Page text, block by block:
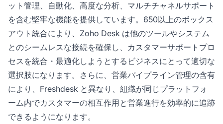
ット管理、自動化、高度な分析、マルチチャネルサポート
を含む堅牢な機能を提供しています。650以上のボックス
アウト統合により、Zoho Desk は他のツールやシステム
とのシームレスな接続を確保し、カスタマーサポートプロ
セスを統合・最適化しようとするビジネスにとって適切な
選択肢になります。さらに、営業パイプライン管理の含有
により、Freshdesk と異なり、組織が同じプラットフォ
ーム内でカスタマーの相互作用と営業進行を効率的に追跡
できるようになります。